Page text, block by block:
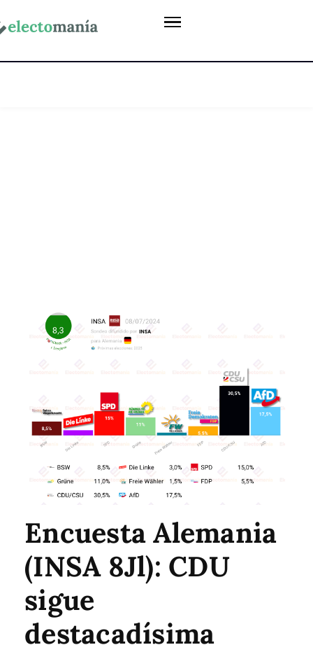
Encuesta Alemania
(INSA 8Jl): CDU
sigue
destacadísima